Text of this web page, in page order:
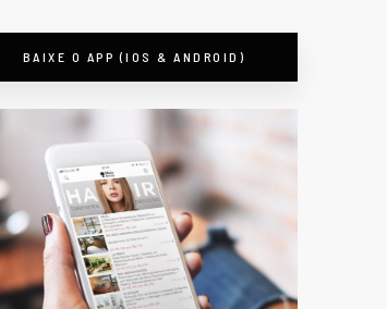
BAIXE O APP (IOS & ANDROID)